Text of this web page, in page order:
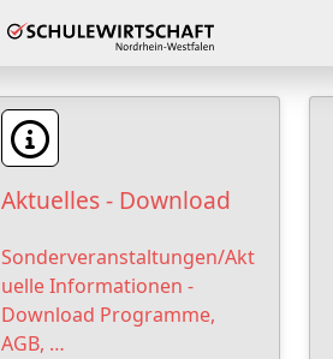
Aktuelles - Download
Sonderveranstaltungen/Akt
uelle Informationen -
Download Programme,
AGB, …